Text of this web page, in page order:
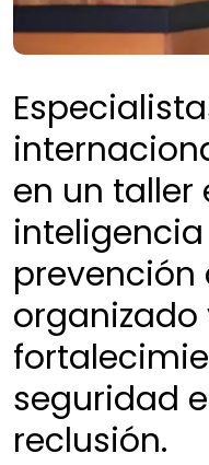
en un taller
prevención
organizado
seguridad
reclusión.